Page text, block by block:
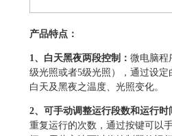
产品特点：
1、白天黑夜两段控制： 微电脑程
级光照或者5级光照），通过设
白天及黑夜之温度、光照变化。
2、可手动调整运行段数和运行时
重复运行的次数，通过按键可以